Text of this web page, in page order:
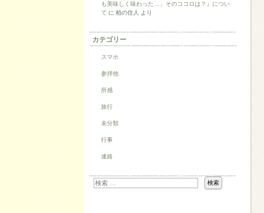
も美味しく味わった…」そのココロは？』につい
て に 柏の住人 より
カテゴリー
スマホ
参拝他
所感
旅行
未分類
行事
連絡